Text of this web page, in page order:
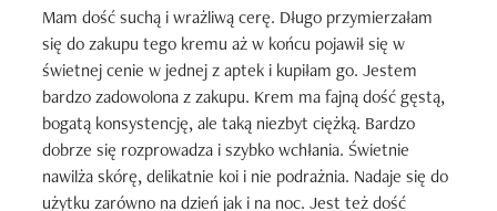
Mam dość suchą i wrażliwą cerę. Długo przymierzałam
się do zakupu tego kremu aż w końcu pojawił się w
świetnej cenie w jednej z aptek i kupiłam go. Jestem
bardzo zadowolona z zakupu. Krem ma fajną dość gęstą,
bogatą konsystencję, ale taką niezbyt ciężką. Bardzo
dobrze się rozprowadza i szybko wchłania. Świetnie
nawilża skórę, delikatnie koi i nie podrażnia. Nadaje się do
użytku zarówno na dzień jak i na noc. Jest też dość